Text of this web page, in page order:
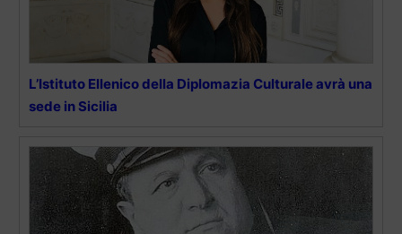
L’Istituto Ellenico della Diplomazia Culturale avrà una
sede in Sicilia